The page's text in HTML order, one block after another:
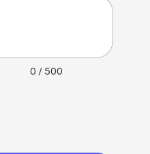
0 / 500